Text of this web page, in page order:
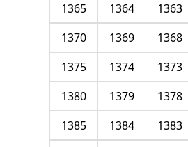
1363
1364
1365
1368
1369
1370
1373
1374
1375
1378
1379
1380
1383
1384
1385